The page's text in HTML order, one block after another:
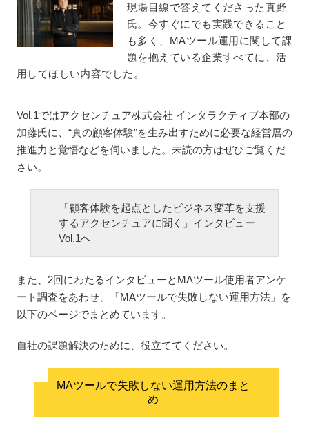
現場目線で答えてくださった真野
氏。今すぐにでも実践できること
も多く、MAツール運用に関して課
題を抱えている企業すべてに、活
用してほしい内容でした。
Vol.1ではアクセンチュア株式会社 インタラクティブ本部の
加藤氏に、“真の顧客体験”を生み出すために必要な経営層の
推進力と覚悟などを伺いました。未読の方はぜひご覧くだ
さい。
「顧客体験を起点としたビジネス変革を支援
するアクセンチュアに聞く」インタビュー
Vol.1へ
また、2回にわたるインタビューとMAツール使用者アンケ
ート調査をあわせ、「MAツールで失敗しない運用方法」を
以下のページでまとめています。
自社の課題解決のために、役立ててください。
MAツールで失敗しない運用方法のまと
め